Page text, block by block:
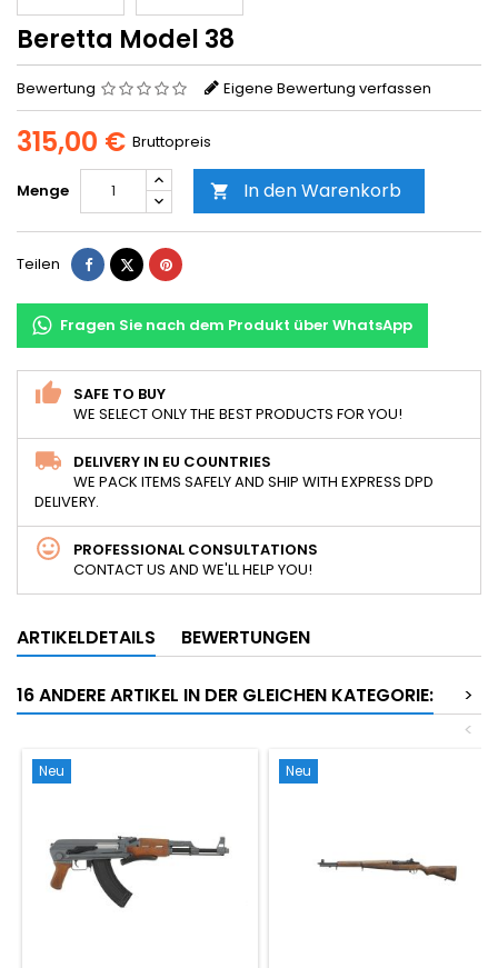
Beretta Model 38
Bewertung Eigene Bewertung verfassen
315,00 € Bruttopreis
Menge  In den Warenkorb
Teilen TeilenTweetPinterest
Fragen Sie nach dem Produkt über WhatsApp
SAFE TO BUY
WE SELECT ONLY THE BEST PRODUCTS FOR YOU!
DELIVERY IN EU COUNTRIES
WE PACK ITEMS SAFELY AND SHIP WITH EXPRESS DPD
DELIVERY.
PROFESSIONAL CONSULTATIONS
CONTACT US AND WE'LL HELP YOU!
ARTIKELDETAILS BEWERTUNGEN
16 ANDERE ARTIKEL IN DER GLEICHEN KATEGORIE:
>
<
Neu Neu